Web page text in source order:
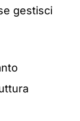
gestisci